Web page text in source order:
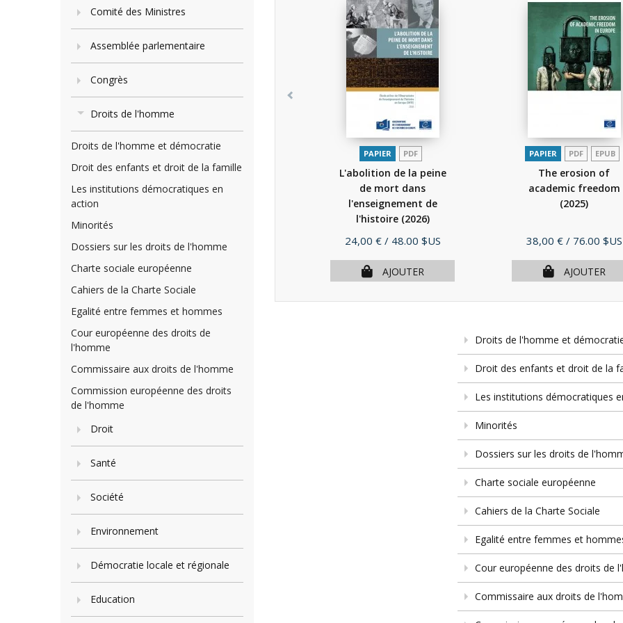
Comité des Ministres
Assemblée parlementaire
Congrès
Droits de l'homme
Droits de l'homme et démocratie
Droit des enfants et droit de la famille
Les institutions démocratiques en
action
Minorités
Dossiers sur les droits de l'homme
Charte sociale européenne
Cahiers de la Charte Sociale
Egalité entre femmes et hommes
Cour européenne des droits de
l'homme
Commissaire aux droits de l'homme
Commission européenne des droits
de l'homme
Droit
Santé
Société
Environnement
Démocratie locale et régionale
Education
PAPIER PDF
L'abolition de la peine
de mort dans
l'enseignement de
l'histoire (2026)
Prix
24,00 € / 48.00 $US
AJOUTER
PAPIER PDF EPUB
The erosion of
academic freedom
(2025)
Prix
38,00 € / 76.00 $US
AJOUTER
Droits de l'homme et
Droit des enfants et droit de la
Les institutions démocratiques
Minorités
Dossiers sur les droits de
Charte sociale européenne
Cahiers de la Charte Sociale
Egalité entre femmes et
Cour européenne des droits de
Commissaire aux droits de